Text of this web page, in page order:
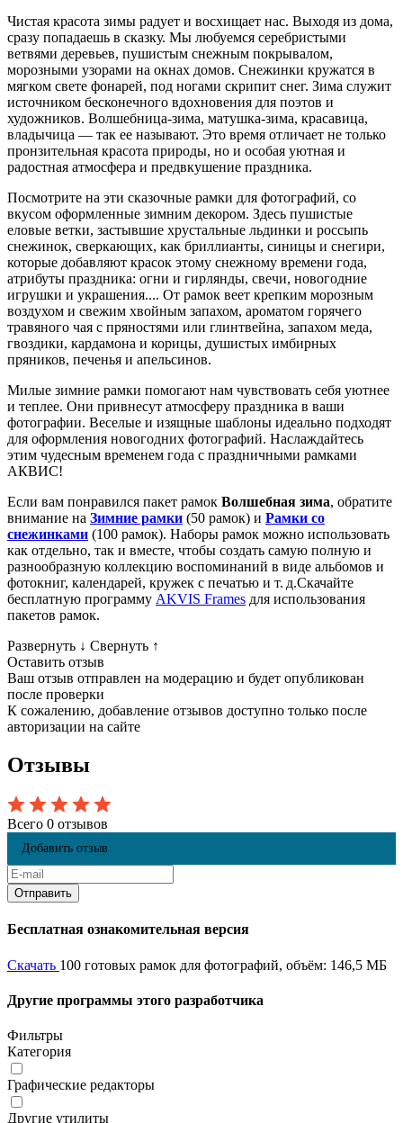
Чистая красота зимы радует и восхищает нас. Выходя из дома,
сразу попадаешь в сказку. Мы любуемся серебристыми
ветвями деревьев, пушистым снежным покрывалом,
морозными узорами на окнах домов. Снежинки кружатся в
мягком свете фонарей, под ногами скрипит снег. Зима служит
источником бесконечного вдохновения для поэтов и
художников. Волшебница-зима, матушка-зима, красавица,
владычица — так ее называют. Это время отличает не только
пронзительная красота природы, но и особая уютная и
радостная атмосфера и предвкушение праздника.
Посмотрите на эти сказочные рамки для фотографий, со
вкусом оформленные зимним декором. Здесь пушистые
еловые ветки, застывшие хрустальные льдинки и россыпь
снежинок, сверкающих, как бриллианты, синицы и снегири,
которые добавляют красок этому снежному времени года,
атрибуты праздника: огни и гирлянды, свечи, новогодние
игрушки и украшения.... От рамок веет крепким морозным
воздухом и свежим хвойным запахом, ароматом горячего
травяного чая с пряностями или глинтвейна, запахом меда,
гвоздики, кардамона и корицы, душистых имбирных
пряников, печенья и апельсинов.
Милые зимние рамки помогают нам чувствовать себя уютнее
и теплее. Они привнесут атмосферу праздника в ваши
фотографии. Веселые и изящные шаблоны идеально подходят
для оформления новогодних фотографий. Наслаждайтесь
этим чудесным временем года с праздничными рамками
АКВИС!
Если вам понравился пакет рамок Волшебная зима, обратите
внимание на Зимние рамки (50 рамок) и Рамки со
снежинками (100 рамок). Наборы рамок можно использовать
как отдельно, так и вместе, чтобы создать самую полную и
разнообразную коллекцию воспоминаний в виде альбомов и
фотокниг, календарей, кружек с печатью и т. д.Скачайте
бесплатную программу AKVIS Frames для использования
пакетов рамок.
Развернуть ↓ Свернуть ↑
Оставить отзыв
Ваш отзыв отправлен на модерацию и будет опубликован
после проверки
К сожалению, добавление отзывов доступно только после
авторизации на сайте
Отзывы
Всего 0 отзывов
Добавить отзыв
Бесплатная ознакомительная версия
Скачать 100 готовых рамок для фотографий, объём: 146,5 МБ
Другие программы этого разработчика
Фильтры
Категория
Графические редакторы
Другие утилиты